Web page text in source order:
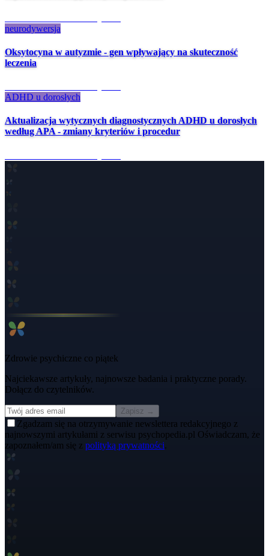
neurodywersja
Oksytocyna w autyzmie - gen wpływający na skuteczność
leczenia
ADHD u dorosłych
Aktualizacja wytycznych diagnostycznych ADHD u dorosłych
według APA - zmiany kryteriów i procedur
Zdrowie psychiczne co piątek
Najciekawsze artykuły, najnowsze badania i praktyczne porady.
Dołącz do czytelników.
Zapisz →
Zgadzam się na otrzymywanie newslettera redakcyjnego z
najnowszymi artykułami z serwisu psychopedia.pl Oświadczam, że
zapoznałem/am się z polityką prywatności.